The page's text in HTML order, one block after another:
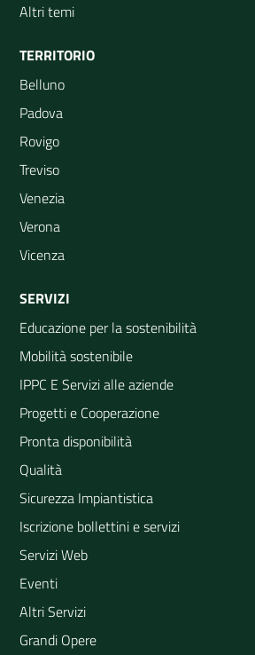
Altri temi
TERRITORIO
Belluno
Padova
Rovigo
Treviso
Venezia
Verona
Vicenza
SERVIZI
Educazione per la sostenibilità
Mobilità sostenibile
IPPC E Servizi alle aziende
Progetti e Cooperazione
Pronta disponibilità
Qualità
Sicurezza Impiantistica
Iscrizione bollettini e servizi
Servizi Web
Eventi
Altri Servizi
Grandi Opere